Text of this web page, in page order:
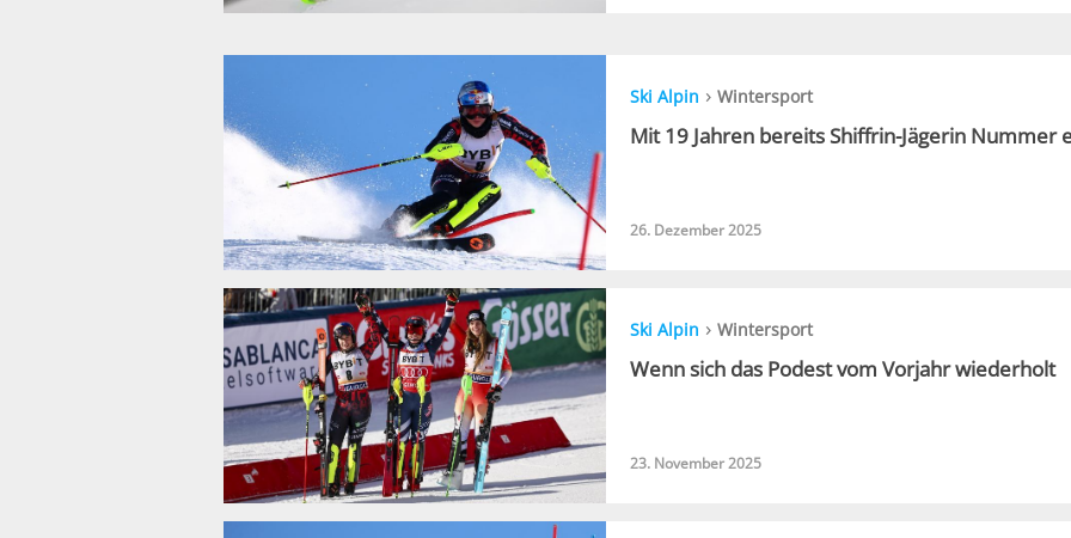
Ski Alpin › Wintersport
Mit 19 Jahren bereits Shiffrin-Jägerin Nummer
26. Dezember 2025
Ski Alpin › Wintersport
Wenn sich das Podest vom Vorjahr wiederholt
23. November 2025